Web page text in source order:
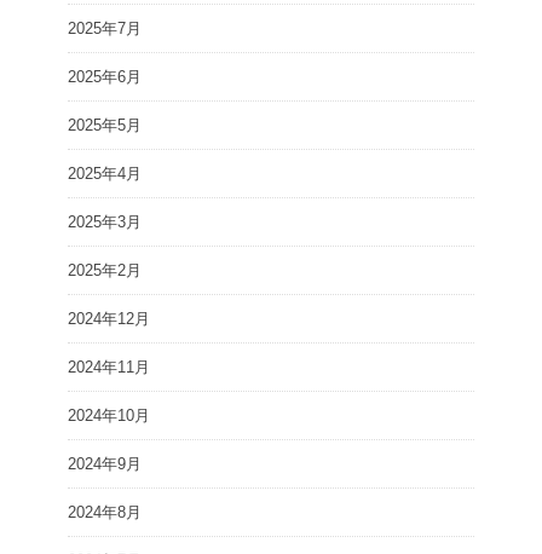
2025年7月
2025年6月
2025年5月
2025年4月
2025年3月
2025年2月
2024年12月
2024年11月
2024年10月
2024年9月
2024年8月